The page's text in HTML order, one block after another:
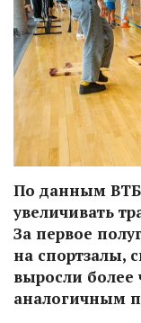
По данным
увеличивать
За первое
на спортзалы,
выросли более
аналогичным